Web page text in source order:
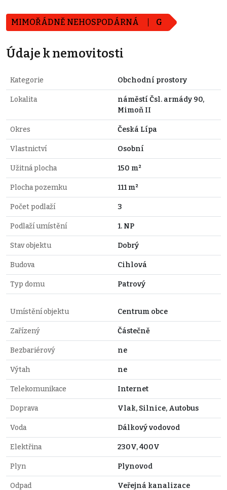
MIMOŘÁDNĚ NEHOSPODÁRNÁ G
Údaje k nemovitosti
Kategorie Obchodní prostory
Lokalita
náměstí Čsl. armády 90,
Mimoň II
Okres Česká Lípa
Vlastnictví Osobní
Užitná plocha 150 m²
Plocha pozemku 111 m²
Počet podlaží 3
Podlaží umístění 1. NP
Stav objektu Dobrý
Budova Cihlová
Typ domu Patrový
Umístění objektu Centrum obce
Zařízený Částečně
Bezbariérový ne
Výtah ne
Telekomunikace Internet
Doprava Vlak, Silnice, Autobus
Voda Dálkový vodovod
Elektřina 230V, 400V
Plyn Plynovod
Odpad Veřejná kanalizace